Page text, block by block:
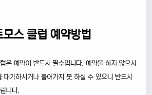
스 클럽 예약방법
은 예약이 반드시 필수입니다. 예약을 하지 않으시
대기하시거나 들어가지 못 하실 수 있으니 반드시
니다.